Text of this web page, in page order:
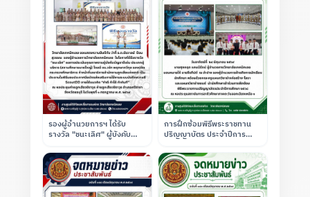
รองผู้อำนวยการฯ ได้รับ
รางวัล "ชนะเลิศ" ผู้บังคับ
บริหาร (สถานศึกษาขนาด
ใหญ่) ณ ค่ายลูกเสือวชิราวุธ
การฝึกซ้อมพิธีพระราชทาน
ปริญญาบัตร ประจำปีการ